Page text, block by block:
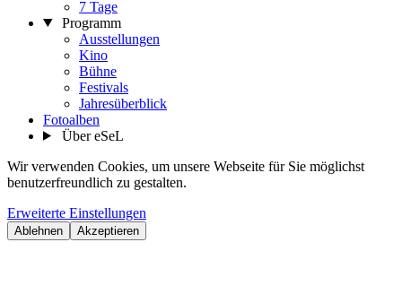
7 Tage
Programm
Ausstellungen
Kino
Bühne
Festivals
Jahresüberblick
Fotoalben
Über eSeL
Wir verwenden Cookies, um unsere Webseite für Sie möglichst
benutzerfreundlich zu gestalten.
Erweiterte Einstellungen
Ablehnen Akzeptieren